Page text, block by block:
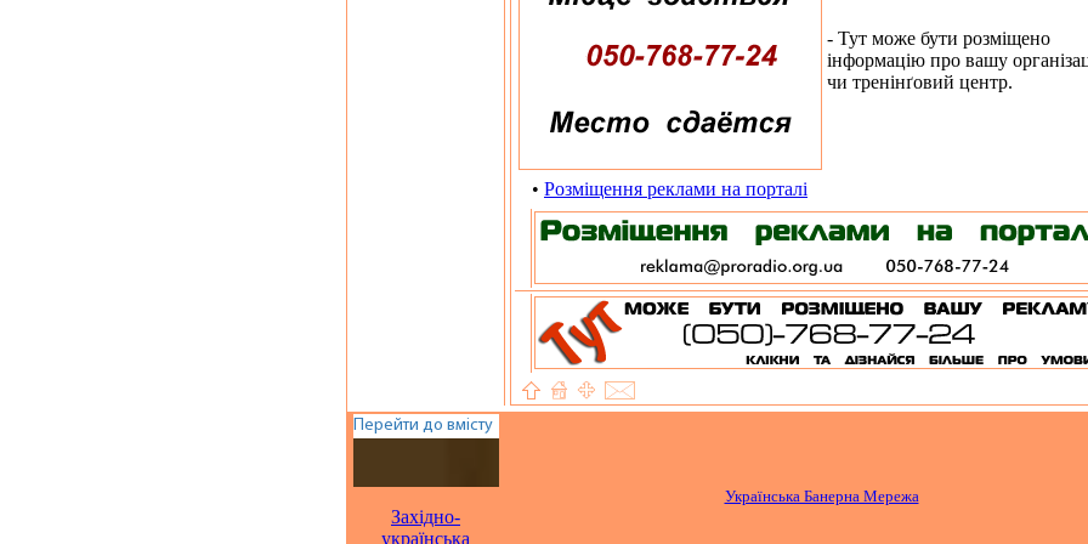
- Тут може бути розміщено
інформацію про вашу
чи тренінґовий центр.
• Розміщення реклами на порталі
Західно-
українська
Українська Банерна Мережа